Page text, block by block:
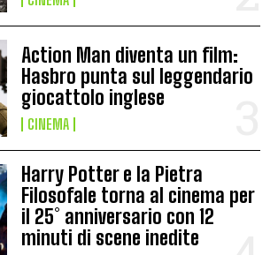
Action Man diventa un film:
Hasbro punta sul leggendario
giocattolo inglese
CINEMA
Harry Potter e la Pietra
Filosofale torna al cinema per
il 25° anniversario con 12
minuti di scene inedite